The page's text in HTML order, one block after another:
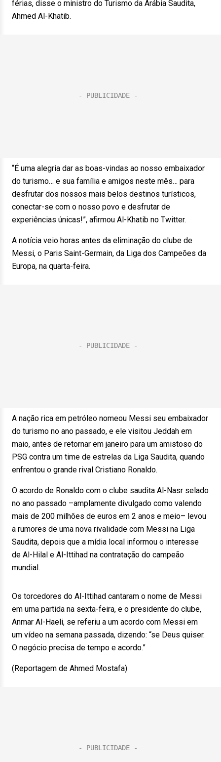
férias, disse o ministro do Turismo da Arábia Saudita,
Ahmed Al-Khatib.
“É uma alegria dar as boas-vindas ao nosso embaixador
do turismo… e sua família e amigos neste mês… para
desfrutar dos nossos mais belos destinos turísticos,
conectar-se com o nosso povo e desfrutar de
experiências únicas!”, afirmou Al-Khatib no Twitter.
A notícia veio horas antes da eliminação do clube de
Messi, o Paris Saint-Germain, da Liga dos Campeões da
Europa, na quarta-feira.
A nação rica em petróleo nomeou Messi seu embaixador
do turismo no ano passado, e ele visitou Jeddah em
maio, antes de retornar em janeiro para um amistoso do
PSG contra um time de estrelas da Liga Saudita, quando
enfrentou o grande rival Cristiano Ronaldo.
O acordo de Ronaldo com o clube saudita Al-Nasr selado
no ano passado –amplamente divulgado como valendo
mais de 200 milhões de euros em 2 anos e meio– levou
a rumores de uma nova rivalidade com Messi na Liga
Saudita, depois que a mídia local informou o interesse
de Al-Hilal e Al-Ittihad na contratação do campeão
mundial.
Os torcedores do Al-Ittihad cantaram o nome de Messi
em uma partida na sexta-feira, e o presidente do clube,
Anmar Al-Haeli, se referiu a um acordo com Messi em
um vídeo na semana passada, dizendo: “se Deus quiser.
O negócio precisa de tempo e acordo.”
(Reportagem de Ahmed Mostafa)